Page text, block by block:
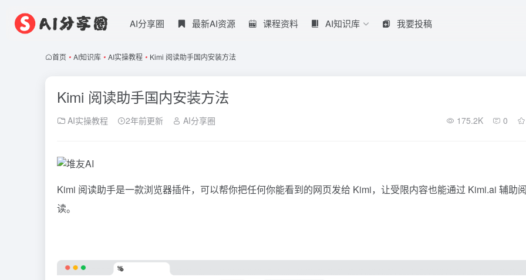
AI分享圈 最新AI资源 课程资料 AI知识库 我要投稿
首页 • AI知识库 • AI实操教程 • Kimi 阅读助手国内安装方法
Kimi 阅读助手国内安装方法
AI实操教程 2年前更新 AI分享圈 175.2K 0
Kimi 阅读助手是一款浏览器插件，可以帮你把任何你能看到的网页发给 Kimi，让受限内容也能通过 Kimi.ai 辅助
读。